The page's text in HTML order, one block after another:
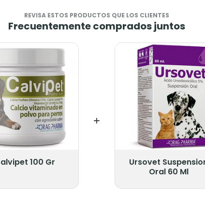
REVISA ESTOS PRODUCTOS QUE LOS CLIENTES
Frecuentemente comprados juntos
100 Gr
Ursovet
Oral 60 Ml